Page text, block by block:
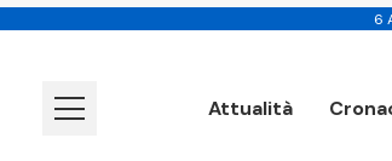
6
Attualità